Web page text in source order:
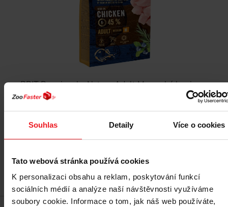
Souhlas Detaily Více o cookies
Tato webová stránka používá cookies
K personalizaci obsahu a reklam, poskytování funkcí
sociálních médií a analýze naší návštěvnosti využíváme
soubory cookie. Informace o tom, jak náš web používáte,
BRIT Premium by Nature Adult M - suché krmivo
pro psy Kuřecí maso - 8 kg
508 Kč
Přidat do košíku